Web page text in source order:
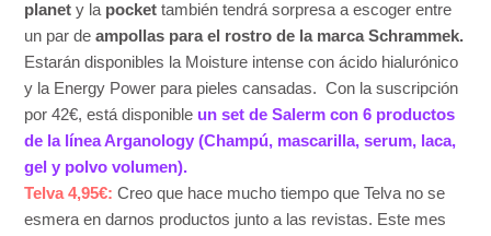
planet y la pocket también tendrá sorpresa a escoger entre
un par deampollas para el rostro de la marca Schrammek.
Estarán disponibles la Moisture intense con ácido hialurónico
y la Energy Power para pieles cansadas. Con la suscripción
por 42€, está disponible un set de Salerm con 6 productos
de la línea Arganology (Champú, mascarilla, serum, laca,
gel y polvo volumen).
Telva 4,95€: Creo que hace mucho tiempo que Telva no se
esmera en darnos productos junto a las revistas. Este mes